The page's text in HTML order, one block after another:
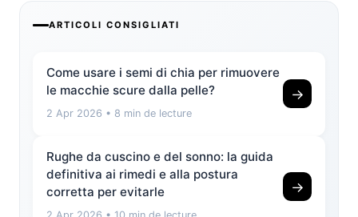
ARTICOLI CONSIGLIATI
Come usare i semi di chia per rimuovere
le macchie scure dalla pelle?
2 Apr 2026 • 8 min de lecture
→
Rughe da cuscino e del sonno: la guida
definitiva ai rimedi e alla postura
corretta per evitarle
→